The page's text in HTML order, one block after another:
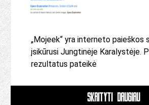
„Mojeek“ yra interneto paieškos
įsikūrusi Jungtinėje Karalystėje.
rezultatus pateikė
SKAITYTI DAUGIAU